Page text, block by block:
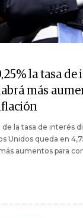
la tasa
más
de la tasa de interés
Unidos queda en
aumentos para